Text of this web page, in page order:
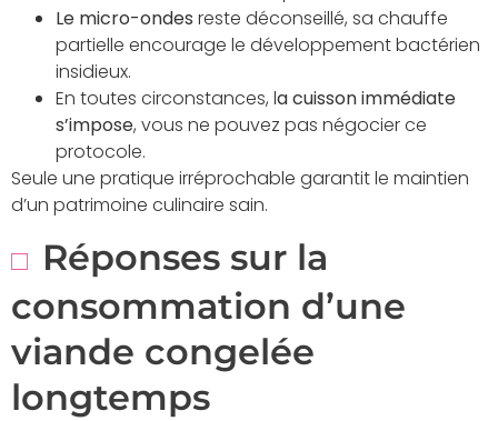
Le micro-ondes reste déconseillé, sa chauffe
partielle encourage le développement bactérien
insidieux.
En toutes circonstances, la cuisson immédiate
s’impose, vous ne pouvez pas négocier ce
protocole.
Seule une pratique irréprochable garantit le maintien
d’un patrimoine culinaire sain.
Réponses sur la
consommation d’une
viande congelée
longtemps